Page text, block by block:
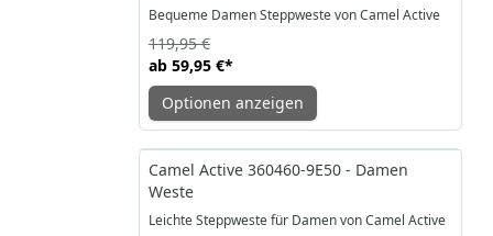
Bequeme Damen Steppweste von Camel Active
ab 59,95 €*
119,95 €
Optionen anzeigen
-35%
Camel Active 360460-9E50 - Damen
Weste
Leichte Steppweste für Damen von Camel Active